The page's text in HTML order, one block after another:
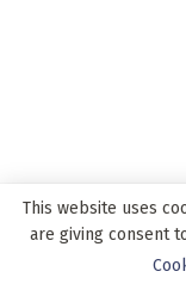
This website uses
are giving consent